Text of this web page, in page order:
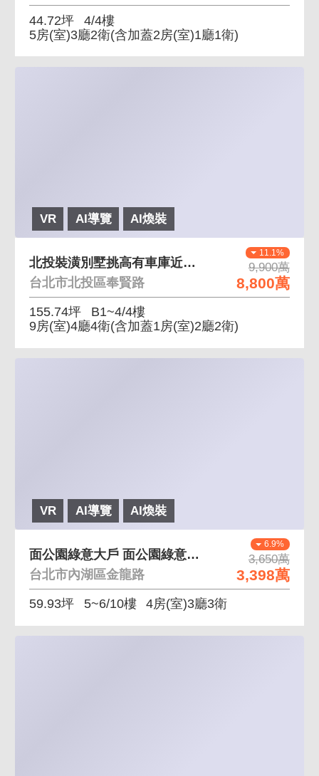
44.72坪
4/4樓
5房(室)3廳2衛(含加蓋2房(室)1廳1衛)
VR AI導覽 AI煥裝
11.1%
9,900萬
8,800萬
北投裝潢別墅挑高有車庫近薇閣 獨立車庫公私領域分開
台北市北投區奉賢路
155.74坪
B1~4/4樓
9房(室)4廳4衛(含加蓋1房(室)2廳2衛)
VR AI導覽 AI煥裝
6.9%
3,650萬
3,398萬
面公園綠意大戶 面公園綠意景觀大戶低公設大五房
台北市內湖區金龍路
59.93坪 5~6/10樓 4房(室)3廳3衛